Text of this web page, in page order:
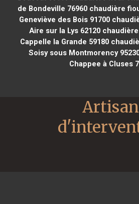
de Bondeville 76960chaudière
Geneviève des Bois 91700
Aire sur la Lys 62120chaudière
Cappelle la Grande 59180
Soisy sous Montmorency
Chappee à Cluses
Artisan